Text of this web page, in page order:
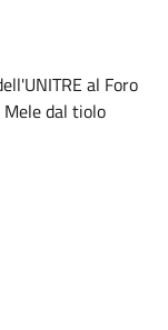
al Foro
Mele dal tiolo